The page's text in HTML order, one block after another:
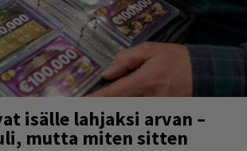
isälle lahjaksi arvan –
mutta miten sitten